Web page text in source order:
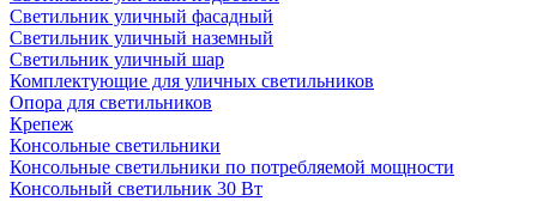
Светильник уличный фасадный
Светильник уличный наземный
Cветильник уличный шар
Комплектующие для уличных светильников
Опора для светильников
Крепеж
Консольные светильники
Консольные светильники по потребляемой мощности
Консольный светильник 30 Вт